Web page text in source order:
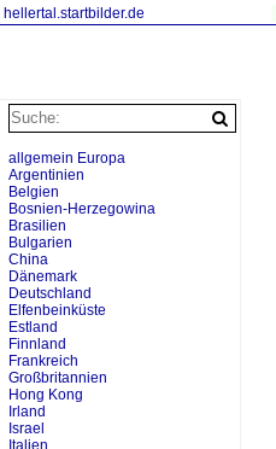
hellertal.startbilder.de
allgemein Europa
Argentinien
Belgien
Bosnien-Herzegowina
Brasilien
Bulgarien
China
Dänemark
Deutschland
Elfenbeinküste
Estland
Finnland
Frankreich
Großbritannien
Hong Kong
Irland
Israel
Italien